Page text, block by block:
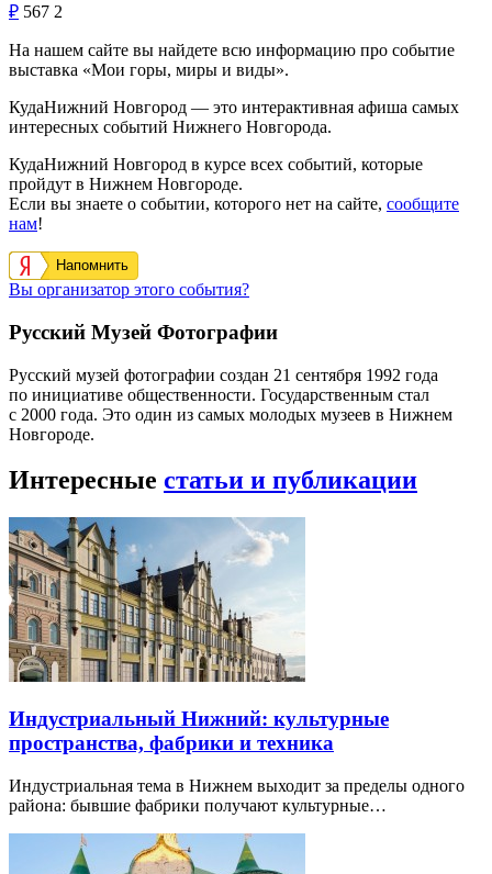
₽ 567 2
На нашем сайте вы найдете всю информацию про событие
выставка «Мои горы, миры и виды».
КудаНижний Новгород — это интерактивная афиша самых
интересных событий Нижнего Новгорода.
КудаНижний Новгород в курсе всех событий, которые
пройдут в Нижнем Новгороде.
Если вы знаете о событии, которого нет на сайте, сообщите
нам!
Напомнить
Вы организатор этого события?
Русский Музей Фотографии
Русский музей фотографии создан 21 сентября 1992 года
по инициативе общественности. Государственным стал
с 2000 года. Это один из самых молодых музеев в Нижнем
Новгороде.
Интересные статьи и публикации
Индустриальный Нижний: культурные
пространства, фабрики и техника
Индустриальная тема в Нижнем выходит за пределы одного
района: бывшие фабрики получают культурные…